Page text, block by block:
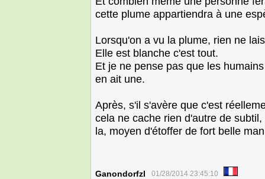
cette plume appartiendra à une
Lorsqu'on a vu la plume, rien ne
Elle est blanche c'est tout.
Et je ne pense pas que les
en ait une.
Après, s'il s'avère que c'est
cela ne cache rien d'autre de
la, moyen d'étoffer de fort belle
Ganondorfzl 01/28/2014 23:45:10